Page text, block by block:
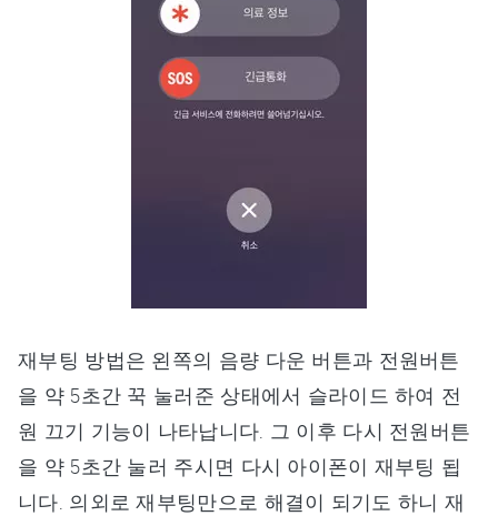
재부팅 방법은 왼쪽의 음량 다운 버튼과 전원버튼
을 약 5초간 꾹 눌러준 상태에서 슬라이드 하여 전
원 끄기 기능이 나타납니다. 그 이후 다시 전원버튼
을 약 5초간 눌러 주시면 다시 아이폰이 재부팅 됩
니다. 의외로 재부팅만으로 해결이 되기도 하니 재